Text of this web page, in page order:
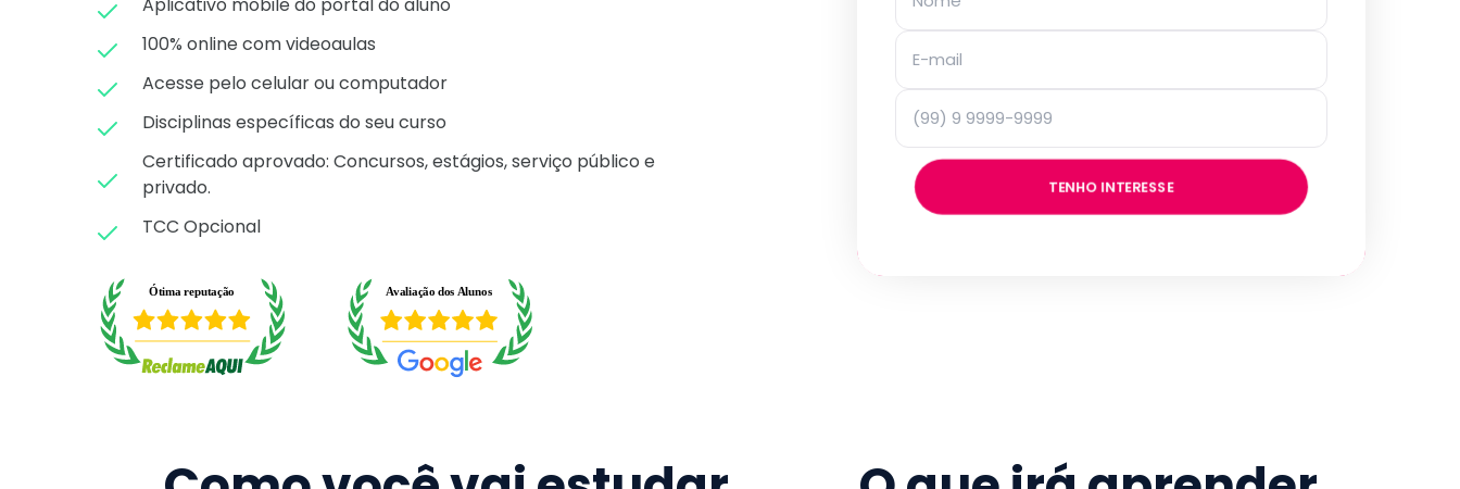
100% online com videoaulas
Acesse pelo celular ou computador
Disciplinas específicas do seu curso
Certificado aprovado: Concursos, estágios, serviço público e
privado.
TCC Opcional
TENHO INTERESSE